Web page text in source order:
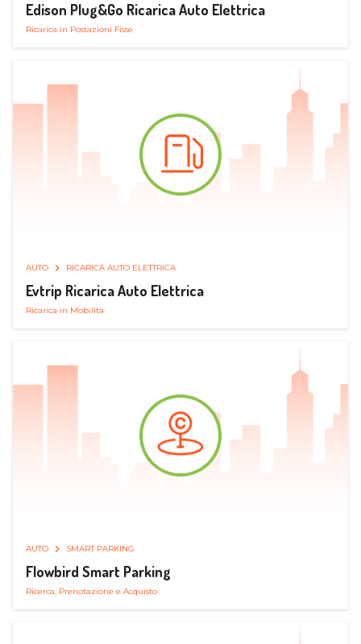
Edison Plug&Go Ricarica Auto Elettrica
Ricarica in Postazioni Fisse
AUTO RICARICA AUTO ELETTRICA
Evtrip Ricarica Auto Elettrica
Ricarica in Mobilità
AUTO SMART PARKING
Flowbird Smart Parking
Ricerca, Prenotazione e Acquisto